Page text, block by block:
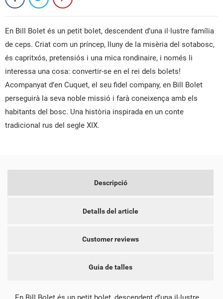
En Bill Bolet és un petit bolet, descendent d’una il·lustre família
de ceps. Criat com un príncep, lluny de la misèria del sotabosc,
és capritxós, pretensiós i una mica rondinaire, i només li
interessa una cosa: convertir-se en el rei dels bolets!
Acompanyat d’en Cuquet, el seu fidel company, en Bill Bolet
perseguirà la seva noble missió i farà coneixença amb els
habitants del bosc. Una història inspirada en un conte
tradicional rus del segle XIX.
Descripció
Detalls del article
Customer reviews
Guia de talles
LES MEVES LLISTES DE DESITJOS
CREAR UNA LLISTA DE DESITJOS
NOM DE LA LLISTA DE DESITJOS
CONNECTAR-SE
PER A DESAR ELS PRODUCTES A LA VOSTRA LLISTA DE